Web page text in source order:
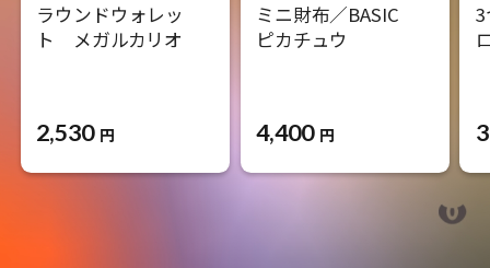
ラウンドウォレッ
ト メガルカリオ
2,530 円
ミニ財布／BASIC
ピカチュウ
4,400 円